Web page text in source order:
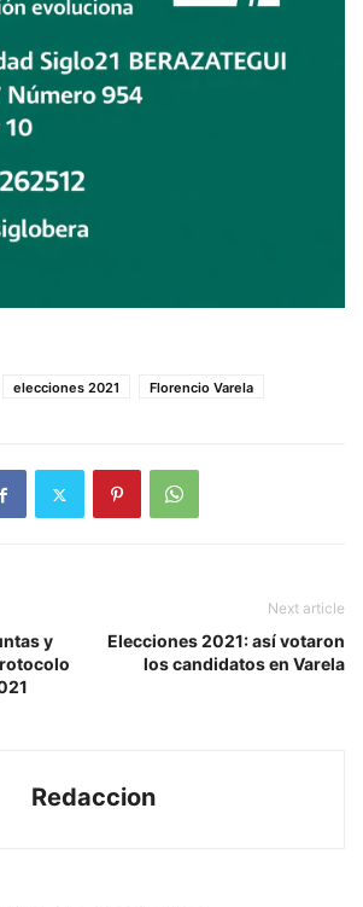
elecciones 2021 Florencio Varela
y
Next article
Elecciones 2021: así votaron
los candidatos en Varela
Redaccion